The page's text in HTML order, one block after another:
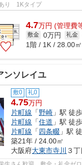
あり 1Kタイプ
4.7万円 (管理費
敷金 0万円 礼金
1階 / 1K / 28.00㎡
ンソレイユ
敷0 礼0
4.75万円
片町線 「野崎 」駅 徒
片町線 「住道 」駅 徒
片町線 「四条畷 」駅
築21年 / 24.00㎡
大阪府大東市寺川 ３